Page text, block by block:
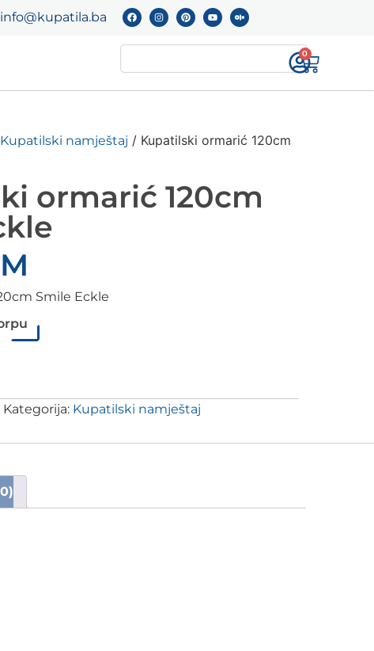
info@kupatila.ba
0
Kupatilski namještaj / Kupatilski ormarić 120cm
ormarić 120cm
Smile Eckle
Kategorija: Kupatilski namještaj